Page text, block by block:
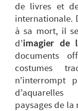
de livres et
internationale.
à sa mort, il
d’imagier de
documents
costumes
n’interrompt
paysages de